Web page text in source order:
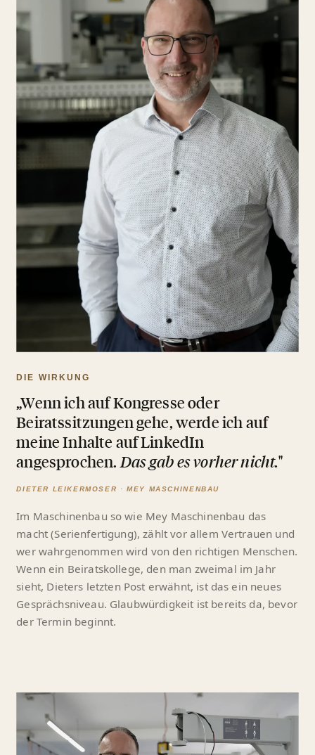
DIE WIRKUNG
„Wenn ich auf Kongresse oder
Beiratssitzungen gehe, werde ich auf
meine Inhalte auf LinkedIn
angesprochen. Das gab es vorher nicht."
DIETER LEIKERMOSER · MEY MASCHINENBAU
Im Maschinenbau so wie Mey Maschinenbau das
macht (Serienfertigung), zählt vor allem Vertrauen und
wer wahrgenommen wird von den richtigen Menschen.
Wenn ein Beiratskollege, den man zweimal im Jahr
sieht, Dieters letzten Post erwähnt, ist das ein neues
Gesprächsniveau. Glaubwürdigkeit ist bereits da, bevor
der Termin beginnt.